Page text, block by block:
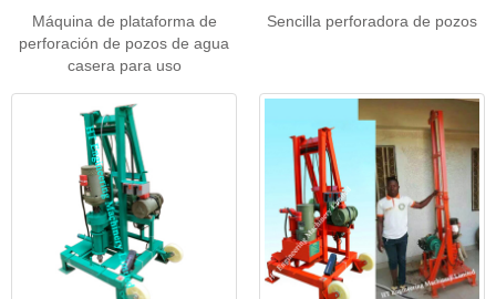
Máquina de plataforma de
perforación de pozos de agua
casera para uso
Sencilla perforadora de pozos